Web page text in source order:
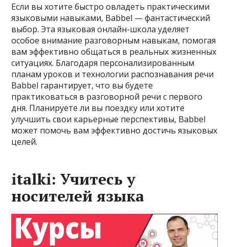
Если вы хотите быстро овладеть практическими
языковыми навыками, Babbel — фантастический
выбор. Эта языковая онлайн-школа уделяет
особое внимание разговорным навыкам, помогая
вам эффективно общаться в реальных жизненных
ситуациях. Благодаря персонализированным
планам уроков и технологии распознавания речи
Babbel гарантирует, что вы будете
практиковаться в разговорной речи с первого
дня. Планируете ли вы поездку или хотите
улучшить свои карьерные перспективы, Babbel
может помочь вам эффективно достичь языковых
целей.
italki: Учитесь у
носителей языка